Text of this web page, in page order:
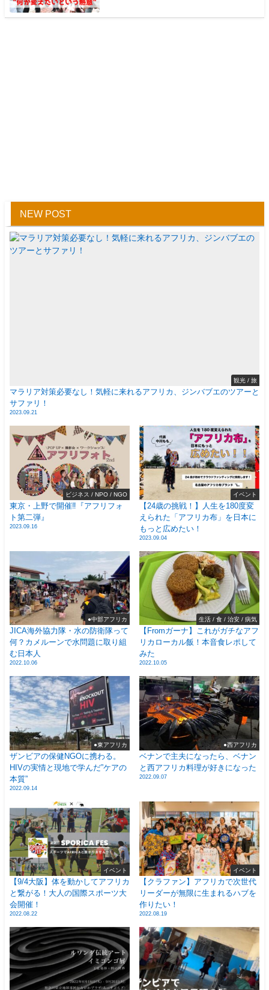
NEW POST
観光 / 旅
マラリア対策必要なし！気軽に来れるアフリカ、ジンバブエのツアーと
サファリ！
2023.09.21
ビジネス / NPO / NGO
東京・上野で開催‼️『アフリフォ
ト第二弾』
2023.09.16
イベント
【24歳の挑戦！】人生を180度変
えられた「アフリカ布」を日本に
もっと広めたい！
2023.09.04
●中部アフリカ
JICA海外協力隊・水の防衛隊って
何？カメルーンで水問題に取り組
む日本人
2022.10.06
生活 / 食 / 治安 / 病気
【Fromガーナ】これがガチなアフ
リカローカル飯！本音食レポして
みた
2022.10.05
●東アフリカ
ザンビアの保健NGOに携わる。
HIVの実情と現地で学んだ”ケアの
本質”
2022.09.14
●西アフリカ
ベナンで主夫になったら、ベナン
と西アフリカ料理が好きになった
2022.09.07
イベント
【9/4大阪】体を動かしてアフリカ
と繋がる！大人の国際スポーツ大
会開催！
2022.08.22
イベント
【クラファン】アフリカで次世代
リーダーが無限に生まれるハブを
作りたい！
2022.08.19